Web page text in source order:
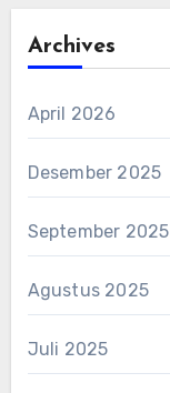
Archives
April 2026
Desember 2025
September 2025
Agustus 2025
Juli 2025